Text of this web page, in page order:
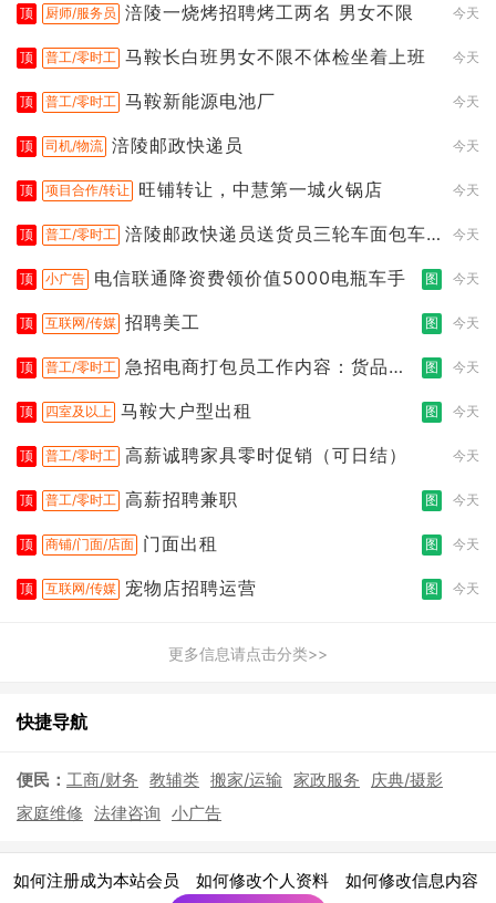
顶 厨师/服务员 涪陵一烧烤招聘烤工两名 男女不限 今天
顶 普工/零时工 马鞍长白班男女不限不体检坐着上班 今天
顶 普工/零时工 马鞍新能源电池厂 今天
顶 司机/物流 涪陵邮政快递员 今天
顶 项目合作/转让 旺铺转让，中慧第一城火锅店 今天
顶 普工/零时工 涪陵邮政快递员送货员三轮车面包车
今天
顶 小广告 电信联通降资费领价值5000电瓶车手 图 今天
顶 互联网/传媒 招聘美工 图 今天
顶 普工/零时工 急招电商打包员工作内容：货品分
图 今天
顶 四室及以上 马鞍大户型出租 图 今天
顶 普工/零时工 高薪诚聘家具零时促销（可日结） 今天
顶 普工/零时工 高薪招聘兼职 图 今天
顶 商铺/门面/店面 门面出租 图 今天
顶 互联网/传媒 宠物店招聘运营 图 今天
更多信息请点击分类>>
快捷导航
便民： 工商/财务 教辅类 搬家/运输 家政服务
庆典/摄影
家庭维修 法律咨询 小广告
如何注册成为本站会员 如何修改个人资料 如何修改信息内容